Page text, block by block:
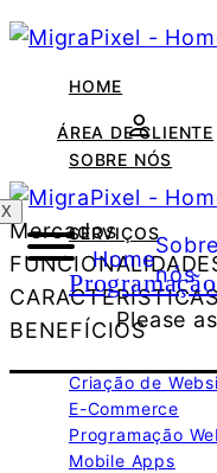
HOME
SOBRE NÓS
SERVIÇOS
Criação de
E-Commerce
Programação
Mobile Apps
ÁREA DE CLIENTE
X
Home
Sobre
nós
Please
Mercados
BENEFÍCIOS